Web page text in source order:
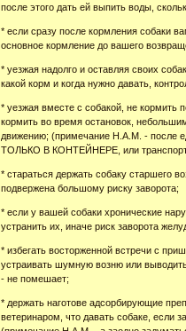
после этого дать ей выпить воды,
* если сразу после кормления собаки
основное кормление до вашего
* уезжая надолго и оставляя своих
какой корм и когда нужно давать,
* уезжая вместе с собакой, не кормить
кормить во время остановок,
движению; (примечание Н.А.М. -
ТОЛЬКО В КОНТЕЙНЕРЕ, или
* стараться держать собаку старшего
подвержена большому риску заворота;
* если у вашей собаки хронические
устранить их, иначе риск заворота
* избегать восторженной встречи с
устраивать шумную возню или
- не помешает;
* держать наготове адсорбирующие
ветеринаром, что давать собаке, если